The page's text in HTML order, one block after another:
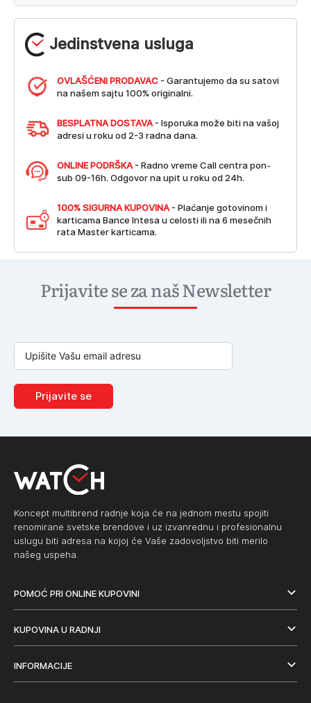
Jedinstvena usluga
OVLAŠĆENI PRODAVAC - Garantujemo da su satovi
na našem sajtu 100% originalni.
BESPLATNA DOSTAVA - Isporuka može biti na vašoj
adresi u roku od 2-3 radna dana.
ONLINE PODRŠKA - Radno vreme Call centra pon-
sub 09-16h. Odgovor na upit u roku od 24h.
100% SIGURNA KUPOVINA - Plaćanje gotovinom i
karticama Bance Intesa u celosti ili na 6 mesečnih
rata Master karticama.
Prijavite se za naš Newsletter
Prijavite se
Koncept multibrend radnje koja će na jednom mestu spojiti
renomirane svetske brendove i uz izvanrednu i profesionalnu
uslugu biti adresa na kojoj će Vaše zadovoljstvo biti merilo
našeg uspeha.
POMOĆ PRI ONLINE KUPOVINI
KUPOVINA U RADNJI
INFORMACIJE